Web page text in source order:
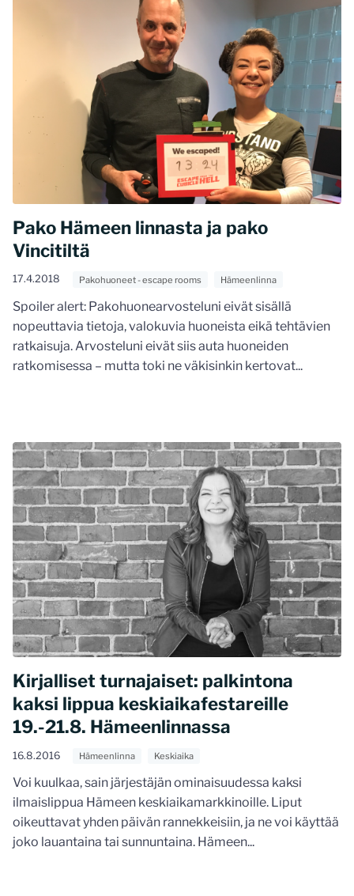
Pako Hämeen linnasta ja pako
Vincitiltä
17.4.2018 Pakohuoneet - escape rooms Hämeenlinna
Spoiler alert: Pakohuonearvosteluni eivät sisällä
nopeuttavia tietoja, valokuvia huoneista eikä tehtävien
ratkaisuja. Arvosteluni eivät siis auta huoneiden
ratkomisessa – mutta toki ne väkisinkin kertovat...
Kirjalliset turnajaiset: palkintona
kaksi lippua keskiaikafestareille
19.-21.8. Hämeenlinnassa
16.8.2016 Hämeenlinna Keskiaika
Voi kuulkaa, sain järjestäjän ominaisuudessa kaksi
ilmaislippua Hämeen keskiaikamarkkinoille. Liput
oikeuttavat yhden päivän rannekkeisiin, ja ne voi käyttää
joko lauantaina tai sunnuntaina. Hämeen...